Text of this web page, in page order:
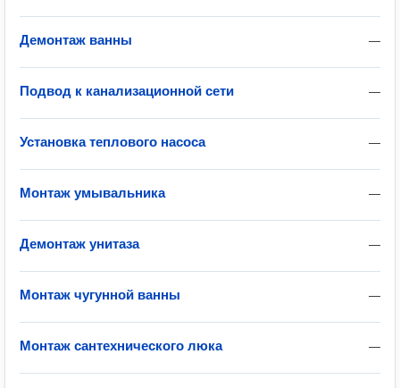
—
Демонтаж ванны
—
Подвод к канализационной сети
—
Установка теплового насоса
—
Монтаж умывальника
—
Демонтаж унитаза
—
Монтаж чугунной ванны
—
Монтаж сантехнического люка